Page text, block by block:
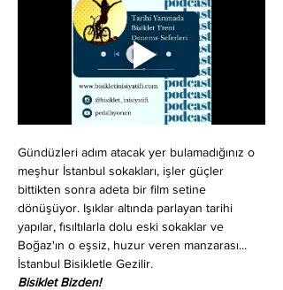
Gündüzleri adım atacak yer bulamadığınız o
meşhur İstanbul sokakları, işler güçler
bittikten sonra adeta bir film setine
dönüşüyor. Işıklar altında parlayan tarihi
yapılar, fısıltılarla dolu eski sokaklar ve
Boğaz'ın o eşsiz, huzur veren manzarası...
İstanbul Bisikletle Gezilir.
Bisiklet Bizden!